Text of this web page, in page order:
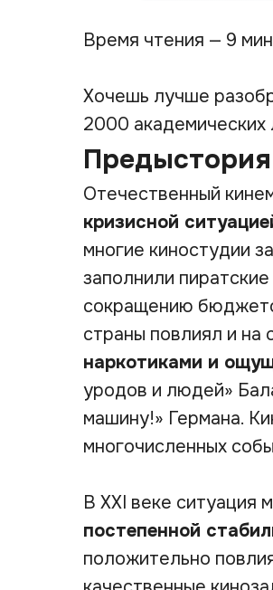
Время чтения — 9
Хочешь лучше
2000
Отечественный
кризисной
многие киностудии
заполнили
сокращению
страны повлиял и
наркотиками и
уродов и людей»
машину!» Германа.
многочисленных
В XXI веке
постепенной
положительно